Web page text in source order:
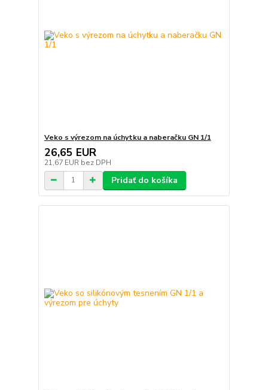
Veko s výrezom na úchytku a naberačku GN 1/1
26,65 EUR
21,67 EUR bez DPH
Pridať do košíka